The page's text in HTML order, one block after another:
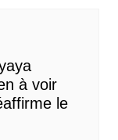
à voir
le